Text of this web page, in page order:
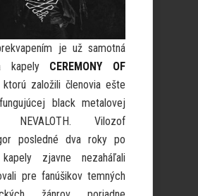
je už samotná
kapely CEREMONY OF
ktorú založili členovia ešte
black metalovej
NEVALOTH. Vilozof
posledné dva roky po
zjavne nezaháľali
pre fanúšikov temných